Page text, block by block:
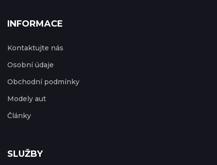
INFORMACE
Kontaktujte nás
Osobní údaje
Obchodní podmínky
Modely aut
Články
SLUŽBY